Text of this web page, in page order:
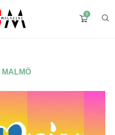
0
MALMÖ